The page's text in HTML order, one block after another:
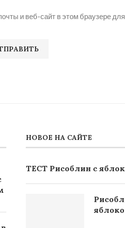
и веб-сайт в этом браузере
НОВОЕ НА САЙТЕ
ТЕСТ Рисоблин с